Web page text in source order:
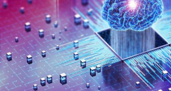
o Bitcoin, requer equipamentos
capacidade de processamento, o que
atividade acessível apenas para
outro lado, a mineração celular
abrindo oportunidades para uma
usuários.